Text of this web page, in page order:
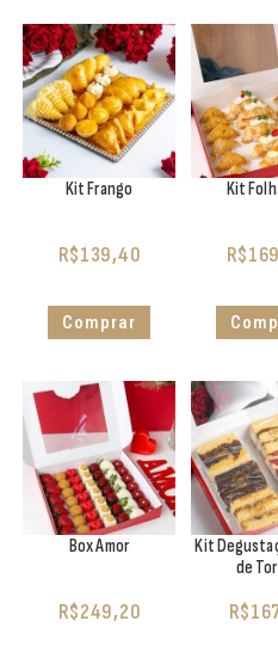
Kit Frango
R$139,40
Comprar
Kit
R$
Box Amor
R$249,20
Kit
de
R$